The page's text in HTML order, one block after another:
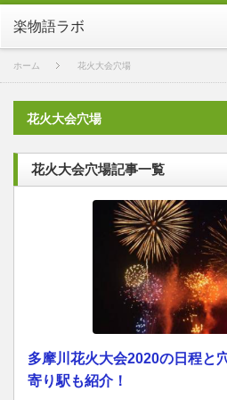
楽物語ラボ
ホーム 花火大会穴場
花火大会穴場
花火大会穴場記事一覧
多摩川花火大会2020の日程と
寄り駅も紹介！